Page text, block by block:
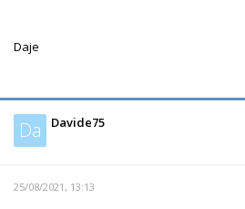
Daje
Da Davide75
25/08/2021, 13:13